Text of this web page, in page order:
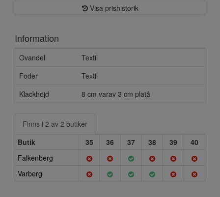
Visa prishistorik
Information
Ovandel
Textil
Foder
Textil
Klackhöjd
8 cm varav 3 cm platå
Finns i 2 av 2 butiker
Butik
35 36 37 38 39
40
Falkenberg
Varberg